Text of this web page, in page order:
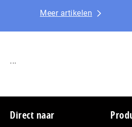
Meer artikelen
...
Footer
Direct naar